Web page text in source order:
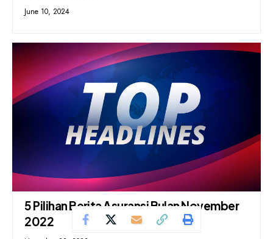
June 10, 2024
5 Pilihan Berita Asuransi Bulan November
2022